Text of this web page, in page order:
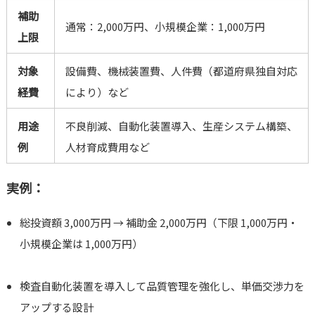
補助
上限
通常：2,000万円、小規模企業：1,000万円
対象
経費
設備費、機械装置費、人件費（都道府県独自対応
により）など
用途
例
不良削減、自動化装置導入、生産システム構築、
人材育成費用など
実例：
総投資額 3,000万円 → 補助金 2,000万円（下限 1,000万円・
小規模企業は 1,000万円）
検査自動化装置を導入して品質管理を強化し、単価交渉力を
アップする設計